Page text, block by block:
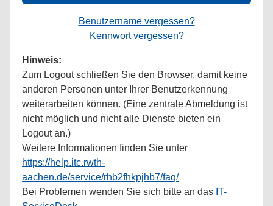
Benutzername vergessen?
Kennwort vergessen?
Hinweis:
Zum Logout schließen Sie den Browser, damit keine
anderen Personen unter Ihrer Benutzerkennung
weiterarbeiten können. (Eine zentrale Abmeldung ist
nicht möglich und nicht alle Dienste bieten ein
Logout an.)
Weitere Informationen finden Sie unter
https://help.itc.rwth-
aachen.de/service/rhb2fhkpjhb7/faq/
Bei Problemen wenden Sie sich bitte an das IT-